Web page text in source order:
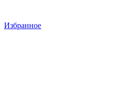
Избранное